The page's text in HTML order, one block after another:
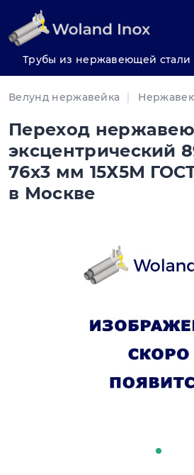
Трубы из нержавеющей стали
Велунд нержавейка
Переход
эксцентрический
76х3 мм 15Х5М ГОСТ
в Москве